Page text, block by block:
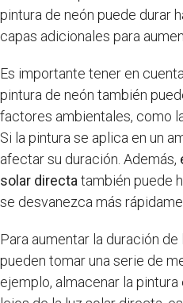
pintura de neón puede durar
capas adicionales para
Es importante tener en
pintura de neón también
factores ambientales, como
Si la pintura se aplica en un
afectar su duración. Además,
solar directa también puede
se desvanezca más
Para aumentar la duración de
pueden tomar una serie de
ejemplo, almacenar la